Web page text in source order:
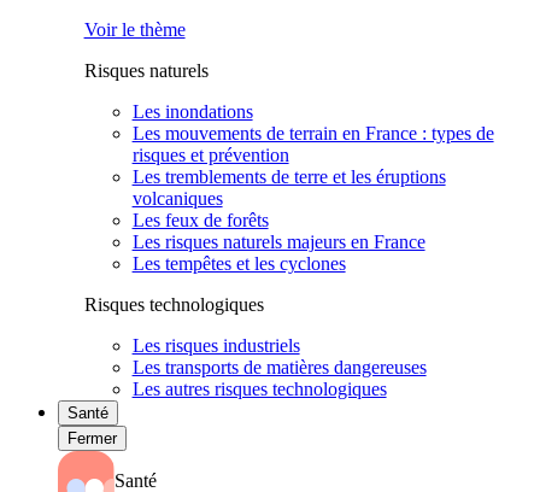
Voir le thème
Risques naturels
Les inondations
Les mouvements de terrain en France : types de
risques et prévention
Les tremblements de terre et les éruptions
volcaniques
Les feux de forêts
Les risques naturels majeurs en France
Les tempêtes et les cyclones
Risques technologiques
Les risques industriels
Les transports de matières dangereuses
Les autres risques technologiques
Santé
Fermer
Santé